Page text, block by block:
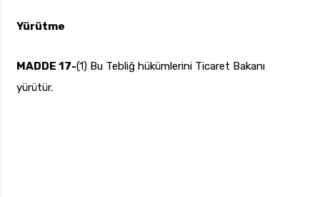
Yürütme
MADDE 17-(1) Bu Tebliğ hükümlerini Ticaret Bakanı
yürütür.